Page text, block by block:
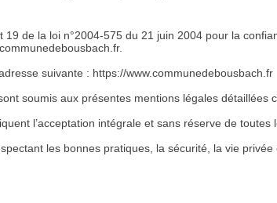
de la loi n°2004-575 du 21 juin 2004 pour la
suivante : https://www.communedebousbach.fr
soumis aux présentes mentions légales détaillées
l’acceptation intégrale et sans réserve de
les bonnes pratiques, la sécurité, la vie